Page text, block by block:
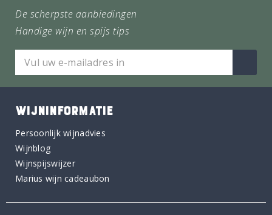
De scherpste aanbiedingen
Handige wijn en spijs tips
WIJNINFORMATIE
Persoonlijk wijnadvies
Wijnblog
Wijnspijswijzer
Marius wijn cadeaubon